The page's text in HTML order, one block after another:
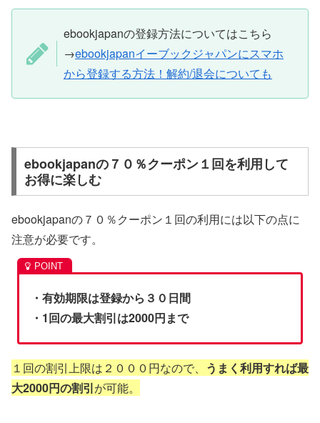
ebookjapanの登録方法についてはこちら
→ebookjapanイーブックジャパンにスマホ
から登録する方法！解約/退会についても
ebookjapanの７０％クーポン１回を利用して
お得に楽しむ
ebookjapanの７０％クーポン１回の利用には以下の点に
注意が必要です。
・有効期限は登録から３０日間
・1回の最大割引は2000円まで
１回の割引上限は２０００円なので、 うまく利用すれば最
大2000円の割引が可能。